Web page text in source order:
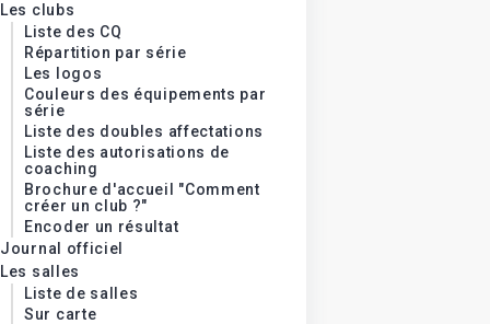
Les clubs
Liste des CQ
Répartition par série
Les logos
Couleurs des équipements par
série
Liste des doubles affectations
Liste des autorisations de
coaching
Brochure d'accueil "Comment
créer un club ?"
Encoder un résultat
Journal officiel
Les salles
Liste de salles
Sur carte